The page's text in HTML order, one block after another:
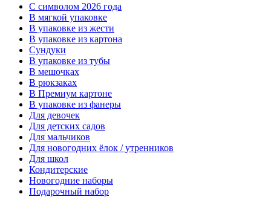
C символом 2026 года
В мягкой упаковке
В упаковке из жести
В упаковке из картона
Сундуки
В упаковке из тубы
В мешочках
В рюкзаках
В Премиум картоне
В упаковке из фанеры
Для девочек
Для детских садов
Для мальчиков
Для новогодних ёлок / утренников
Для школ
Кондитерские
Новогодние наборы
Подарочный набор